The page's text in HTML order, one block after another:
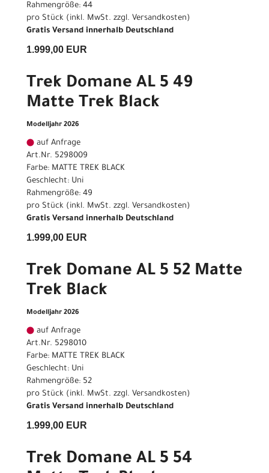
Rahmengröße: 44
pro Stück (inkl. MwSt. zzgl. Versandkosten)
Gratis Versand innerhalb Deutschland
1.999,00 EUR
Trek Domane AL 5 49
Matte Trek Black
Modelljahr 2026
auf Anfrage
Art.Nr. 5298009
Farbe: MATTE TREK BLACK
Geschlecht: Uni
Rahmengröße: 49
pro Stück (inkl. MwSt. zzgl. Versandkosten)
Gratis Versand innerhalb Deutschland
1.999,00 EUR
Trek Domane AL 5 52 Matte
Trek Black
Modelljahr 2026
auf Anfrage
Art.Nr. 5298010
Farbe: MATTE TREK BLACK
Geschlecht: Uni
Rahmengröße: 52
pro Stück (inkl. MwSt. zzgl. Versandkosten)
Gratis Versand innerhalb Deutschland
1.999,00 EUR
Trek Domane AL 5 54